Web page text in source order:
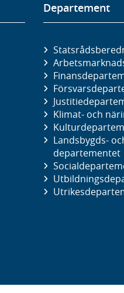
Departement
Klimat- och
Landsbygds-
departementet